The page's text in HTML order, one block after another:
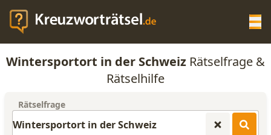
KREUZWORTRÄTSEL-HILFE
Wintersportort in der Schweiz Rätselfrage &
Rätselhilfe
Rätselfrage